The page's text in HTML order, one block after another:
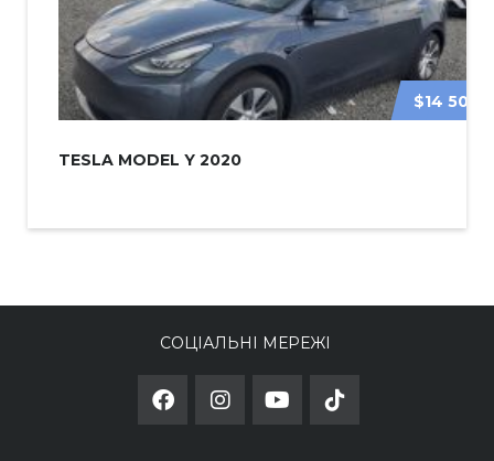
$14 500
TESLA MODEL Y 2020
СОЦІАЛЬНІ МЕРЕЖІ